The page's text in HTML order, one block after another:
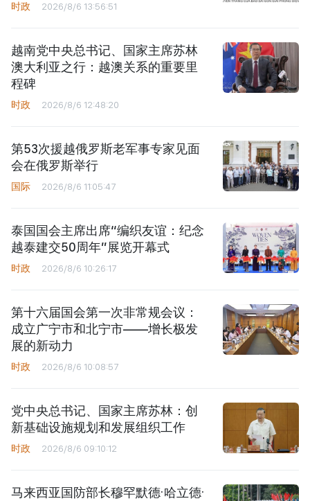
时政 2026/8/6 13:56:51
越南党中央总书记、国家主席苏林
澳大利亚之行：越澳关系的重要里
程碑
时政 2026/8/6 12:48:20
第53次援越俄罗斯老军事专家见面
会在俄罗斯举行
国际 2026/8/6 11:05:47
泰国国会主席出席“编织友谊：纪念
越泰建交50周年”展览开幕式
时政 2026/8/6 10:26:17
第十六届国会第一次非常规会议：
成立广宁市和北宁市——增长极发
展的新动力
时政 2026/8/6 10:08:57
党中央总书记、国家主席苏林：创
新基础设施规划和发展组织工作
时政 2026/8/6 09:10:12
马来西亚国防部长穆罕默德·哈立德·